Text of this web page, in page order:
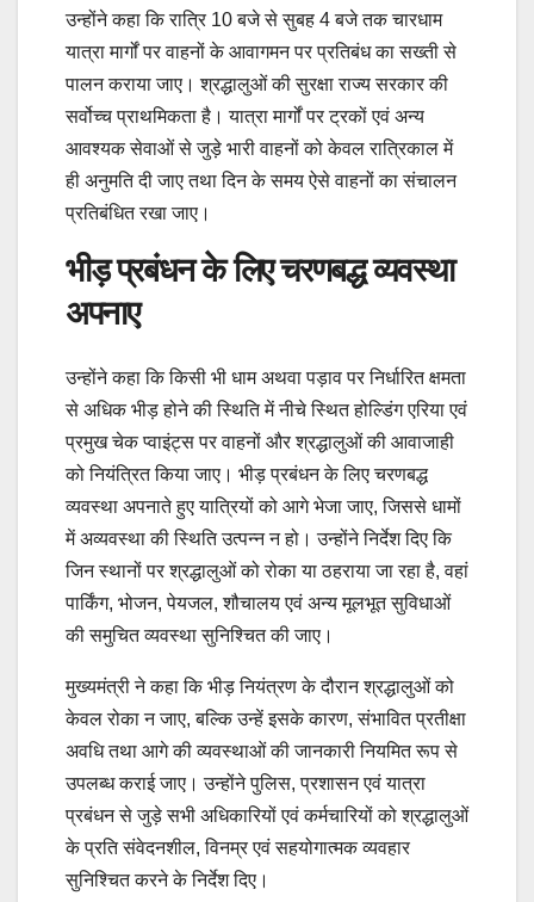
उन्होंने कहा कि रात्रि 10 बजे से सुबह 4 बजे तक चारधाम
यात्रा मार्गों पर वाहनों के आवागमन पर प्रतिबंध का सख्ती से
पालन कराया जाए। श्रद्धालुओं की सुरक्षा राज्य सरकार की
सर्वोच्च प्राथमिकता है। यात्रा मार्गों पर ट्रकों एवं अन्य
आवश्यक सेवाओं से जुड़े भारी वाहनों को केवल रात्रिकाल में
ही अनुमति दी जाए तथा दिन के समय ऐसे वाहनों का संचालन
प्रतिबंधित रखा जाए।
भीड़ प्रबंधन के लिए चरणबद्ध व्यवस्था
अपनाए
उन्होंने कहा कि किसी भी धाम अथवा पड़ाव पर निर्धारित क्षमता
से अधिक भीड़ होने की स्थिति में नीचे स्थित होल्डिंग एरिया एवं
प्रमुख चेक प्वाइंट्स पर वाहनों और श्रद्धालुओं की आवाजाही
को नियंत्रित किया जाए। भीड़ प्रबंधन के लिए चरणबद्ध
व्यवस्था अपनाते हुए यात्रियों को आगे भेजा जाए, जिससे धामों
में अव्यवस्था की स्थिति उत्पन्न न हो। उन्होंने निर्देश दिए कि
जिन स्थानों पर श्रद्धालुओं को रोका या ठहराया जा रहा है, वहां
पार्किंग, भोजन, पेयजल, शौचालय एवं अन्य मूलभूत सुविधाओं
की समुचित व्यवस्था सुनिश्चित की जाए।
मुख्यमंत्री ने कहा कि भीड़ नियंत्रण के दौरान श्रद्धालुओं को
केवल रोका न जाए, बल्कि उन्हें इसके कारण, संभावित प्रतीक्षा
अवधि तथा आगे की व्यवस्थाओं की जानकारी नियमित रूप से
उपलब्ध कराई जाए। उन्होंने पुलिस, प्रशासन एवं यात्रा
प्रबंधन से जुड़े सभी अधिकारियों एवं कर्मचारियों को श्रद्धालुओं
के प्रति संवेदनशील, विनम्र एवं सहयोगात्मक व्यवहार
सुनिश्चित करने के निर्देश दिए।